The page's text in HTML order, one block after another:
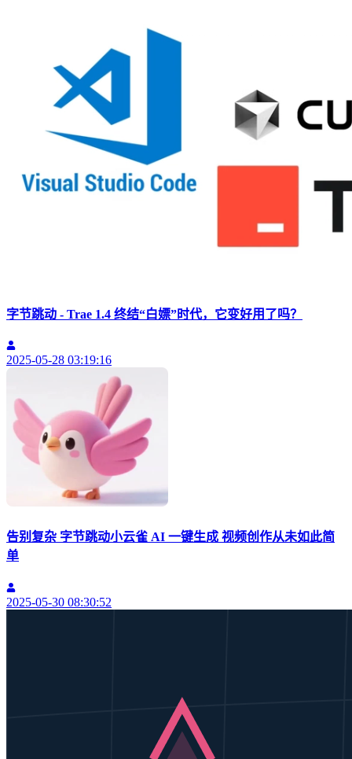
字节跳动 - Trae 1.4 终结“白嫖”时代，它变好用了吗？
2025-05-28 03:19:16
告别复杂 字节跳动小云雀 AI 一键生成 视频创作从未如此简
单
2025-05-30 08:30:52